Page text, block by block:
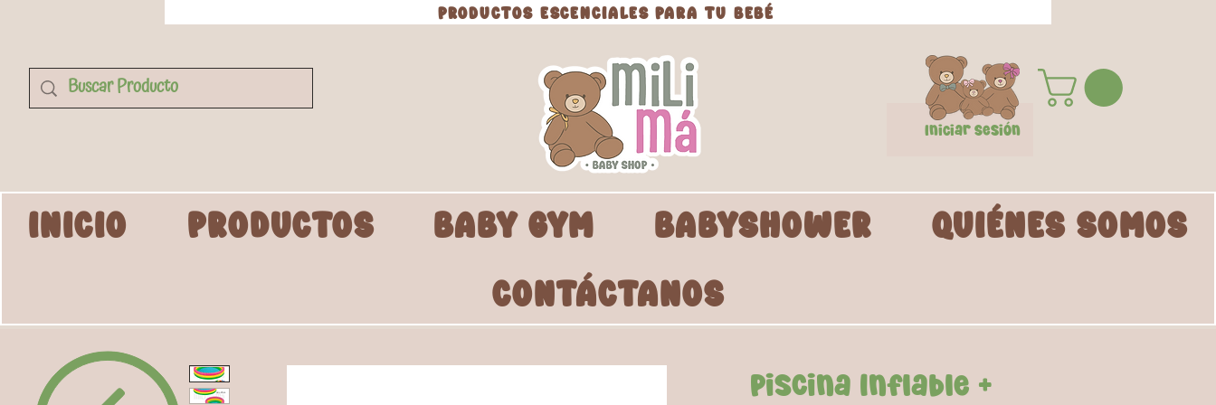
PRODUCTOS ESCENCIALES PARA TU BEBÉ
Iniciar Sesión
INICIO PRODUCTOS BABY GYM BABYSHOWER
QUIÉNES SOMOS
CONTÁCTANOS
Piscina Inflable +